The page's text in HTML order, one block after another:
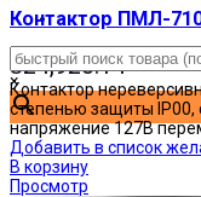
×
Контактор ПМЛ-
₴24,928.14
Контактор
степенью защиты IP00,
напряжение 127В
Добавить в список
В корзину
Просмотр